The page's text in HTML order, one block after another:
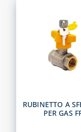
RUBINETTO A
PER GAS